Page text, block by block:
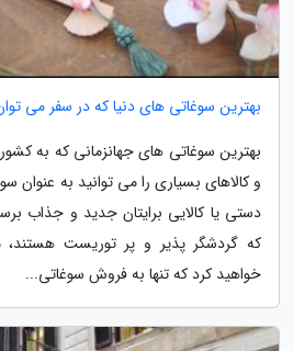
بهترین سوغاتی های دنیا که در سفر می
بهترین سوغاتی های جهانزمانی که به
و کالاهای بسیاری را می توانید به عنوان
دستی یا کالایی برایتان جدید و جذاب
که گردشگر پذیر و پر توریست هستند،
خواهید کرد که تنها به فروش سوغاتی...